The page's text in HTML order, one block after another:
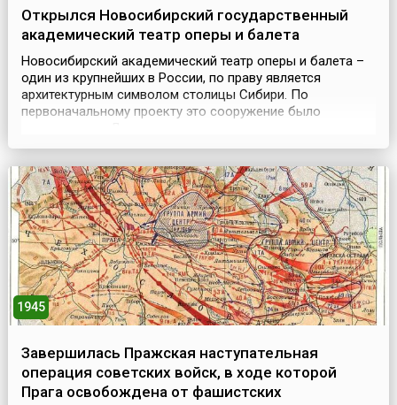
Открылся Новосибирский государственный
академический театр оперы и балета
Новосибирский академический театр оперы и балета –
один из крупнейших в России, по праву является
архитектурным символом столицы Сибири. По
первоначальному проекту это сооружение было
аналогов в мире по своей грандиозности и
праздничные торжества, предусматривавшие
возможность выхода на большую сцену театра ц...
1945
Завершилась Пражская наступательная
операция советских войск, в ходе которой
Прага освобождена от фашистских